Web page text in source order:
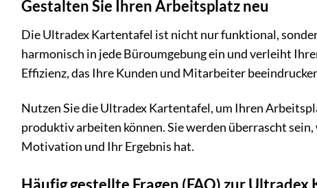
Gestalten Sie Ihren Arbeitsplatz neu
Die Ultradex Kartentafel ist nicht nur funktional,
harmonisch in jede Büroumgebung ein und verleiht
Effizienz, das Ihre Kunden und Mitarbeiter
Nutzen Sie die Ultradex Kartentafel, um Ihren
produktiv arbeiten können. Sie werden überrascht
Motivation und Ihr Ergebnis hat.
Häufig gestellte Fragen (FAQ) zur